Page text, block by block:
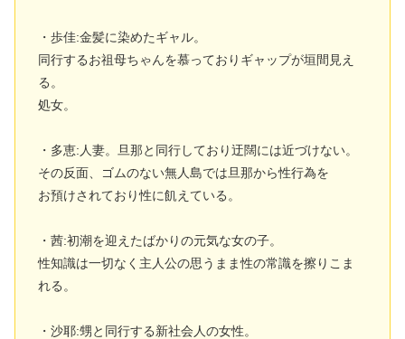
・歩佳:金髪に染めたギャル。
同行するお祖母ちゃんを慕っておりギャップが垣間見え
る。
処女。
・多恵:人妻。旦那と同行しており迂闊には近づけない。
その反面、ゴムのない無人島では旦那から性行為を
お預けされており性に飢えている。
・茜:初潮を迎えたばかりの元気な女の子。
性知識は一切なく主人公の思うまま性の常識を擦りこま
れる。
・沙耶:甥と同行する新社会人の女性。